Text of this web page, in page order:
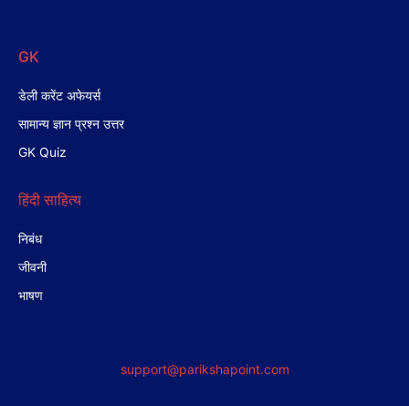
GK
डेली करेंट अफेयर्स
सामान्य ज्ञान प्रश्न उत्तर
GK Quiz
हिंदी साहित्य
निबंध
जीवनी
भाषण
support@parikshapoint.com